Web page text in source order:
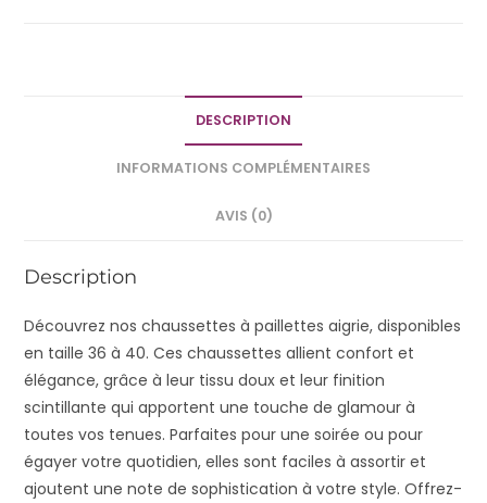
DESCRIPTION
INFORMATIONS COMPLÉMENTAIRES
AVIS (0)
Description
Découvrez nos chaussettes à paillettes aigrie, disponibles
en taille 36 à 40. Ces chaussettes allient confort et
élégance, grâce à leur tissu doux et leur finition
scintillante qui apportent une touche de glamour à
toutes vos tenues. Parfaites pour une soirée ou pour
égayer votre quotidien, elles sont faciles à assortir et
ajoutent une note de sophistication à votre style. Offrez-